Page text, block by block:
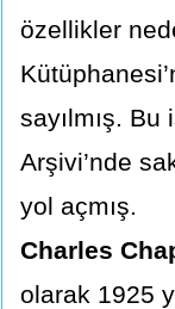
özellikler
sayılmış.
Arşivi’nde
yol açmış.
Charles
olarak 1925